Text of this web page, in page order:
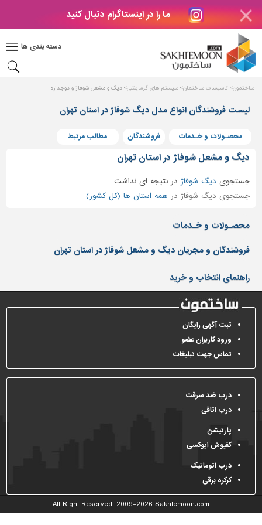
ما را در اینستاگرام دنبال کنید
دسته بندی ها
دکوراسیون
بتن
های
بتنی
و
پنجره
ساختمانی
نرده
و
حفاظ
کفپوش
و
سنگ
سرویس
بهداشتی
ابزار،یراق
و
آلات
برقی،روشنایی،ایمنی
محوطه
سازی
و
نما
ساخت
ساختمون تاسیسات ساختمان سیستم های گرمایشی دیگ و مشعل شوفاژ و دوجداره
لیست فروشندگان انواع مدل دیگ شوفاژ در استان تهران
محصـولات و خـدمات فروشندگان مطالب مرتبط
دیگ و مشعل شوفاژ در استان تهران
جستجوی دیگ شوفاژ درنتیجه ای نداشت
جستجوی دیگ شوفاژ در همه استان ها (کل کشور)
محصـولات و خـدمات
فروشندگان و مجریان دیگ و مشعل شوفاژ در استان تهران
راهنمای انتخاب و خرید
ثبت آگهی رایگان
ورود کاربران عضو
تماس جهت تبلیغات
درب ضد سرقت
درب اتاقی
پارتیشن
کفپوش اپوکسی
درب اتوماتیک
کرکره برقی
All Right Reserved, 2009-2026 Sakhtemoon.com